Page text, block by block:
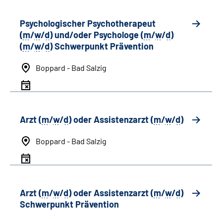
Psychologischer Psychotherapeut
(m/w/d) und/oder Psychologe (m/w/d)
(m/w/d) Schwerpunkt Prävention
Boppard - Bad Salzig
Arzt (m/w/d) oder Assistenzarzt (m/w/d)
Boppard - Bad Salzig
Arzt (m/w/d) oder Assistenzarzt (m/w/d)
Schwerpunkt Prävention